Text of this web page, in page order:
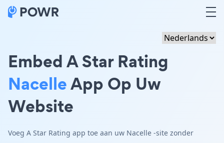
Embed A Star Rating
NacelleApp Op Uw
Website
Voeg A Star Rating app toe aan uw Nacelle -site zonder